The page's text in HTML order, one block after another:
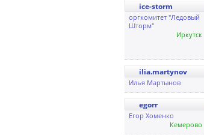
ice-storm
оргкомитет "Ледовый
Шторм"
Иркутск
ilia.martynov
Илья Мартынов
egorr
Егор Хоменко
Кемерoво